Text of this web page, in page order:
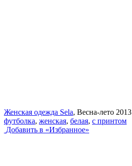
Женская одежда Sela, Весна-лето 2013
футболка, женская, белая, с принтом
Добавить в «Избранное»